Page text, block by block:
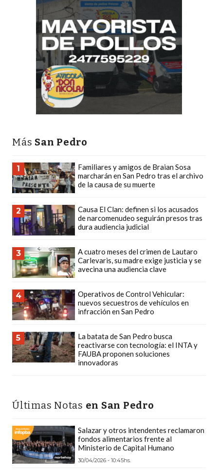
DÓNDE
COMPRAR
GIMNASIO
PERGAMINO
SUPLEMENTOS
EN
PERGAMINO:
COMPRAR
PROTEÍNA,
CREATINA
Y
PRE
ENTRENO
ASESORAMIENTO
PROFESIONAL
ES
CHANGUITO.COM.AR
Y
CREAR
ONLINE
CON
PEDIDOS
POR
Más San Pedro
1
Familiares y amigos de Braian Sosa
marcharán en San Pedro tras el archivo
de la causa de su muerte
2
Causa El Clan: definen si los acusados
de narcomenudeo seguirán presos tras
dura audiencia judicial
3
A cuatro meses del crimen de Lautaro
Carlevaris, su madre exige justicia y se
avecina una audiencia clave
4
Operativos de Control Vehicular:
nuevos secuestros de vehículos en
infracción en San Pedro
5
La batata de San Pedro busca
reactivarse con tecnología: el INTA y
FAUBA proponen soluciones
innovadoras
Últimas Notas en San Pedro
Salazar y otros intendentes reclamaron
fondos alimentarios frente al
Ministerio de Capital Humano
30/04/2026 - 10:45hs.